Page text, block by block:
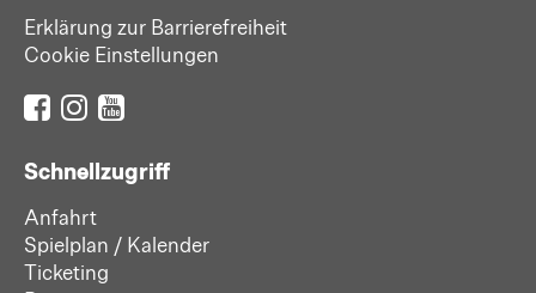
Erklärung zur Barrierefreiheit
Cookie Einstellungen
Schnellzugriff
Anfahrt
Spielplan / Kalender
Ticketing